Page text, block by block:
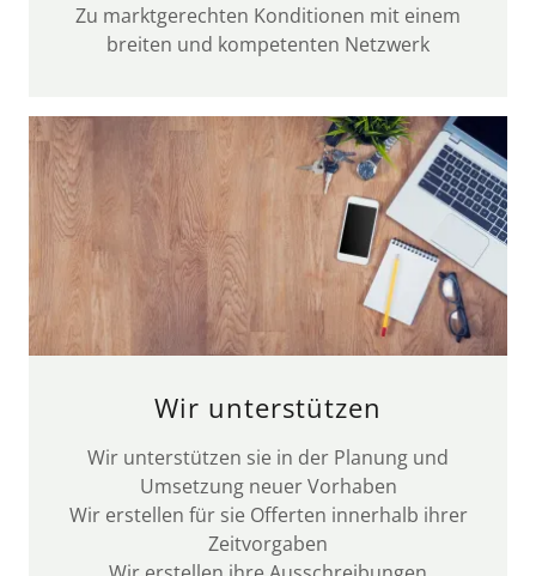
Zu marktgerechten Konditionen mit einem
breiten und kompetenten Netzwerk
Wir unterstützen
Wir unterstützen sie in der Planung und
Umsetzung neuer Vorhaben
Wir erstellen für sie Offerten innerhalb ihrer
Zeitvorgaben